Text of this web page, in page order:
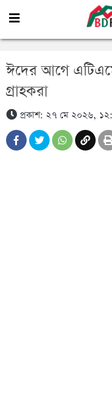
ঈদের আগে
গ্রাহকরা
প্রকাশ: ২৭ মে ২০২৬,